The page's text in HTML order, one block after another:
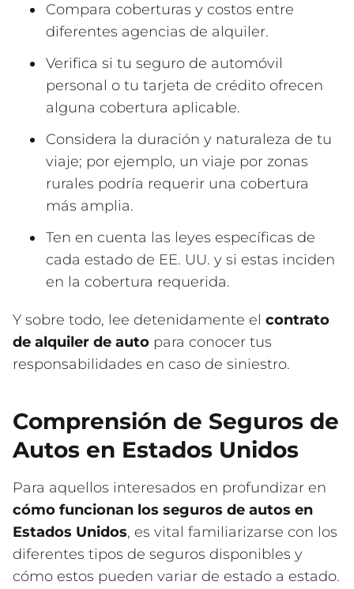
Compara coberturas y costos entre
diferentes agencias de alquiler.
Verifica si tu seguro de automóvil
personal o tu tarjeta de crédito ofrecen
alguna cobertura aplicable.
Considera la duración y naturaleza de tu
viaje; por ejemplo, un viaje por zonas
rurales podría requerir una cobertura
más amplia.
Ten en cuenta las leyes específicas de
cada estado de EE. UU. y si estas inciden
en la cobertura requerida.
Y sobre todo, lee detenidamente el contrato
de alquiler de auto para conocer tus
responsabilidades en caso de siniestro.
Comprensión de Seguros de
Autos en Estados Unidos
Para aquellos interesados en profundizar en
cómo funcionan los seguros de autos en
Estados Unidos, es vital familiarizarse con los
diferentes tipos de seguros disponibles y
cómo estos pueden variar de estado a estado.